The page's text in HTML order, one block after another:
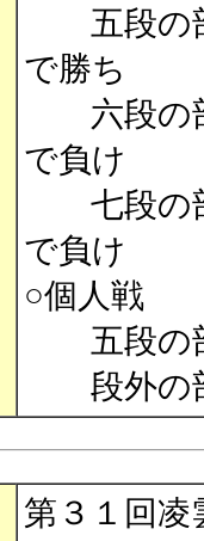
五段の
で勝ち
六段の
で負け
七段の
で負け
○個人戦
五段の
段外の
第３１回凌